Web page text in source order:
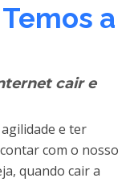
a
cair e
e ter
com o nosso
quando cair a